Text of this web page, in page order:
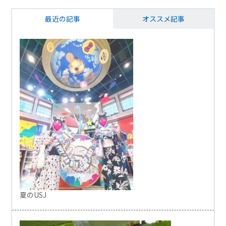
最近の記事 オススメ記事
夏のUSJ